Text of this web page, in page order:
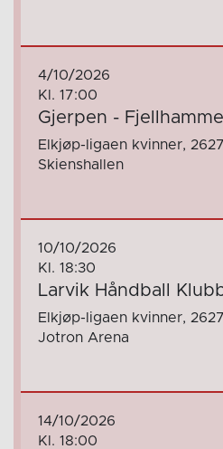
4/10/2026
Kl. 17:00
Gjerpen -
Elkjøp-ligaen kvinner, 2627
Skienshallen
10/10/2026
Kl. 18:30
Larvik Håndball
Elkjøp-ligaen kvinner, 2627
Jotron Arena
14/10/2026
Kl. 18:00